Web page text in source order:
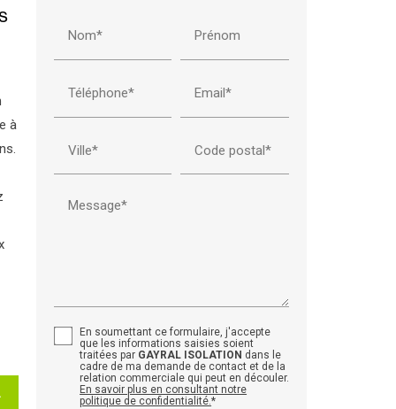
à
Nom* Prénom
Téléphone* Email*
Ville* Code postal*
Message*
En soumettant ce formulaire, j'accepte
que les informations saisies soient
traitées par GAYRAL ISOLATION dans le
cadre de ma demande de contact et de la
relation commerciale qui peut en découler.
En savoir plus en consultant notre
politique de confidentialité.*